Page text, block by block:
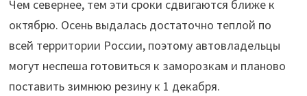
Чем севернее, тем эти сроки сдвигаются ближе к
октябрю. Осень выдалась достаточно теплой по
всей территории России, поэтому автовладельцы
могут неспеша готовиться к заморозкам и планово
поставить зимнюю резину к 1 декабря.